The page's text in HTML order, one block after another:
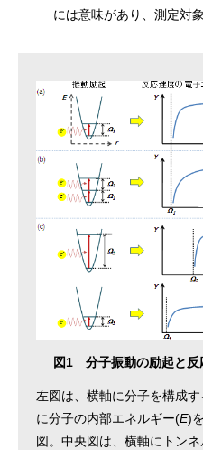
には意味があり、測定対
図1 分子振動の励起と反
左図は、横軸に分子を構成
に分子の内部エネルギー(E)
図。中央図は、横軸にトン